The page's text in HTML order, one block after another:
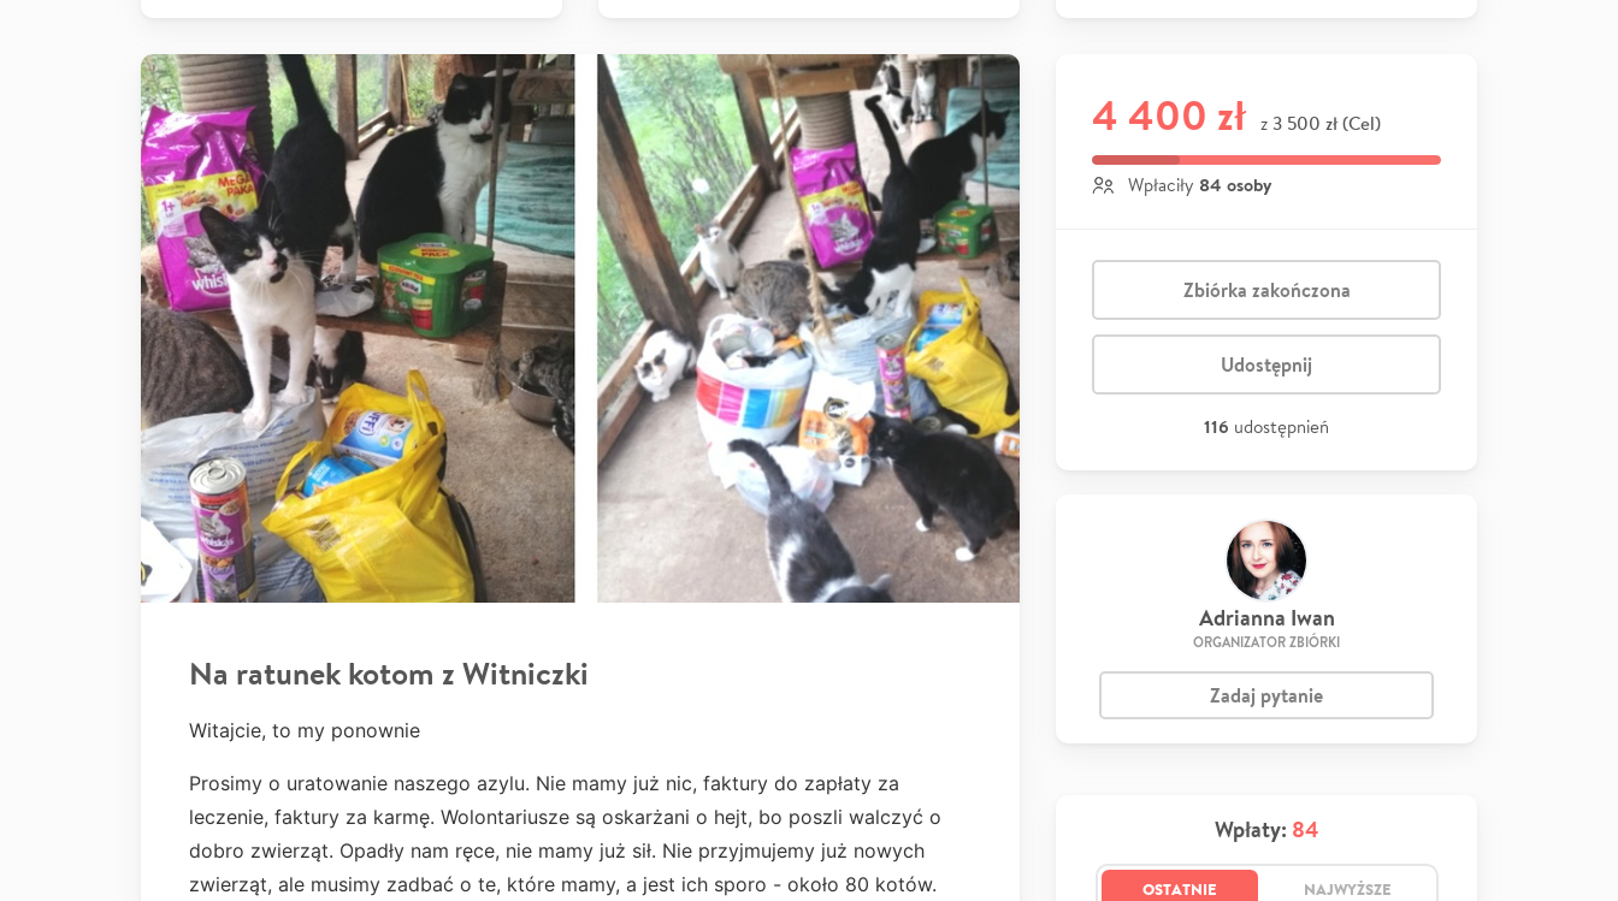
Na ratunek kotom z Witniczki
Witajcie, to my ponownie
Prosimy o uratowanie naszego azylu. Nie mamy już nic, faktury do zapłaty za
leczenie, faktury za karmę. Wolontariusze są oskarżani o hejt, bo poszli walczyć o
dobro zwierząt. Opadły nam ręce, nie mamy już sił. Nie przyjmujemy już nowych
zwierząt, ale musimy zadbać o te, które mamy, a jest ich sporo - około 80 kotów.
4 400 zł z 3 500 zł (Cel)
Wpłaciły 84 osoby
Zbiórka zakończona
Udostępnij
116 udostępnień
Adrianna Iwan
ORGANIZATOR ZBIÓRKI
Zadaj pytanie
Wpłaty: 84
OSTATNIE NAJWYŻSZE